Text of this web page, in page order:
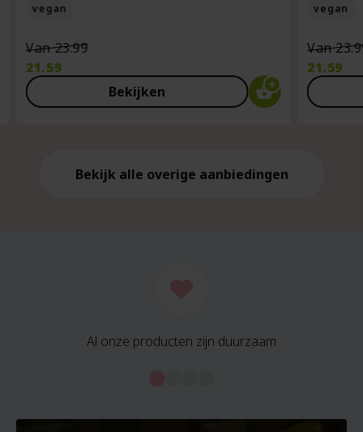
vegan
Van23.99Oorspronkelijke
was:
€23.99.
21.59
Huidige
prijs
Bekijken
vegan
Van
21.59
Huidige
prijs
Bekijk alle overige aanbiedingen
Al onze producten zijn duurzaam